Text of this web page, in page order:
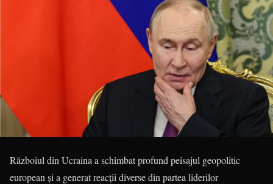
Războiul din Ucraina a schimbat profund peisajul geopolitic
european și a generat reacții diverse din partea liderilor